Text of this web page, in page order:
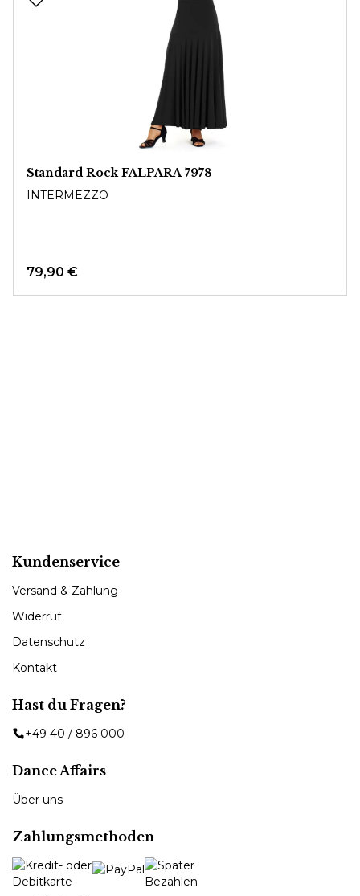
Standard Rock FALPARA 7978
INTERMEZZO
79,90 €
Kundenservice
Versand & Zahlung
Widerruf
Datenschutz
Kontakt
Hast du Fragen?
+49 40 / 896 000
Dance Affairs
Über uns
Zahlungsmethoden